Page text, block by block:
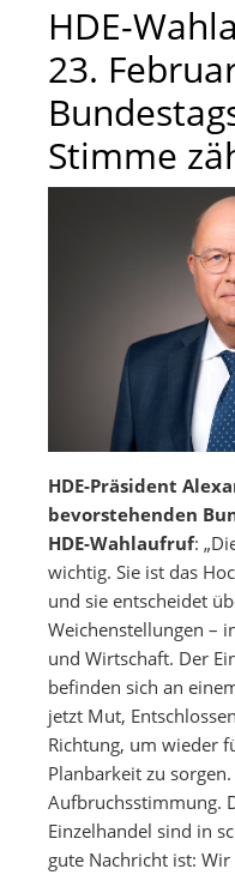
HDE-
23.
Stimme
HDE-Präsident
bevorstehenden
HDE-Wahlaufruf:
wichtig. Sie ist das
und sie entscheidet
Weichenstellungen –
und Wirtschaft. Der
befinden sich an
jetzt Mut,
Richtung, um wieder
Planbarkeit zu
Aufbruchsstimmung.
Einzelhandel sind in
gute Nachricht ist: